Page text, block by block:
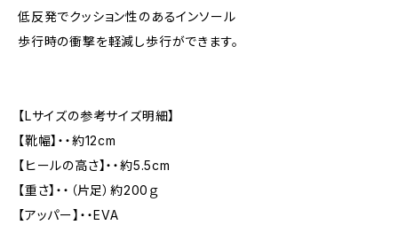
低反発でクッション性のあるインソール
歩行時の衝撃を軽減し歩行ができます。
【Lサイズの参考サイズ明細】
【靴幅】・・約12cm
【ヒールの高さ】・・約5.5cm
【重さ】・・（片足）約200ｇ
【アッパー】・・EVA